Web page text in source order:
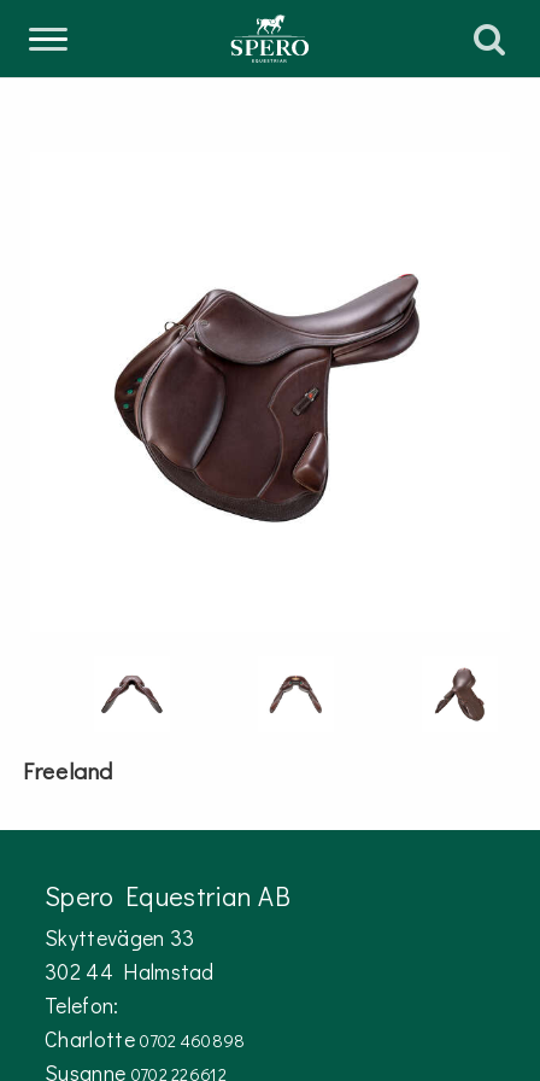
Freeland
Spero Equestrian AB
Skyttevägen 33
302 44 Halmstad
Telefon:
Charlotte0702 460898
Susanne 0702 226612